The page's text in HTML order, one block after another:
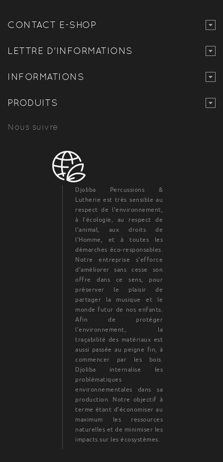
CONTACT E-SHOP
LETTRE D'INFORMATIONS
INFORMATIONS
PRODUITS
Nous suivre
Djoliba Percussions &
Lutherie est très sensible au
respect de l'environnement,
à l'écologie, au respect de
l'animal, aux droits de
l'Homme, et à toutes les
démarches éco-responsables.
Notre entreprise s'efforce
d'améliorer sans cesse son
offre dans ce sens, pour
préserver le plaisir de
partager la musique et le
monde futur de nos enfants.
Afin de protéger
l’environnement, la
traçabilité des matériaux est
aussi passée au peigne fin, à
commencer par les bois.
Djoliba internalise les
problématiques
environnementales dans sa
production. Notre objectif à
terme étant d’économiser au
maximum les ressources
naturelles et de minimiser les
impacts sur les écosystèmes.